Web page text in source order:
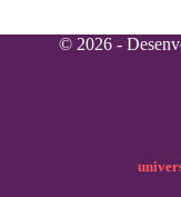
© 2026 -